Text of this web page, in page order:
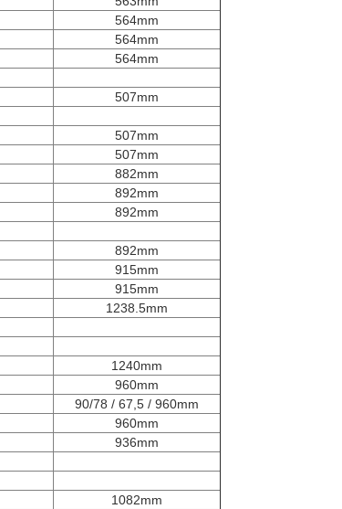
564mm
564mm
564mm
507mm
507mm
507mm
882mm
892mm
892mm
892mm
915mm
915mm
1238.5mm
1240mm
960mm
90/78 / 67,5 / 960mm
960mm
936mm
1082mm